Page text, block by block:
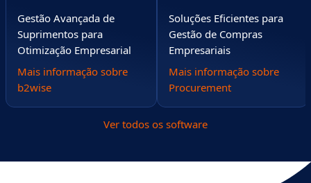
Gestão Avançada de
Suprimentos para
Otimização Empresarial
Mais informação sobre
b2wise
Soluções Eficientes para
Gestão de Compras
Empresariais
Mais informação sobre
Procurement
Ver todos os software